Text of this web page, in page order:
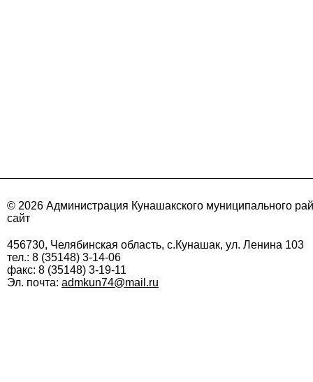
© 2026 Администрация Кунашакского муниципального
сайт
456730, Челябинская область, с.Кунашак, ул. Ленина 103
тел.: 8 (35148) 3-14-06
факс: 8 (35148) 3-19-11
Эл. почта: admkun74@mail.ru